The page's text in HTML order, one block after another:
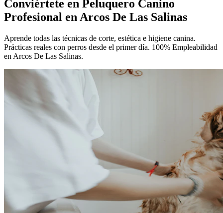
Conviértete en Peluquero Canino
Profesional en Arcos De Las Salinas
Aprende todas las técnicas de corte, estética e higiene canina.
Prácticas reales con perros desde el primer día. 100% Empleabilidad
en Arcos De Las Salinas.